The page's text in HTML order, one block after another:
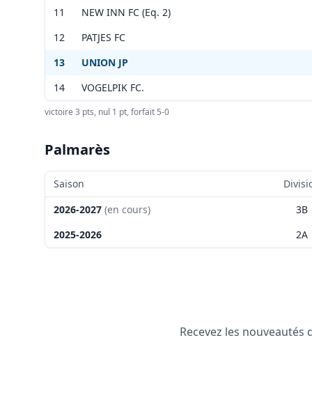
11
NEW INN FC (Eq. 2)
12
PATJES FC
13
UNION JP
14
VOGELPIK FC.
victoire 3 pts, nul 1 pt, forfait 5-0
Palmarès
Saison
2026-2027 (en cours) 3B
2025-2026
2A
Recevez les